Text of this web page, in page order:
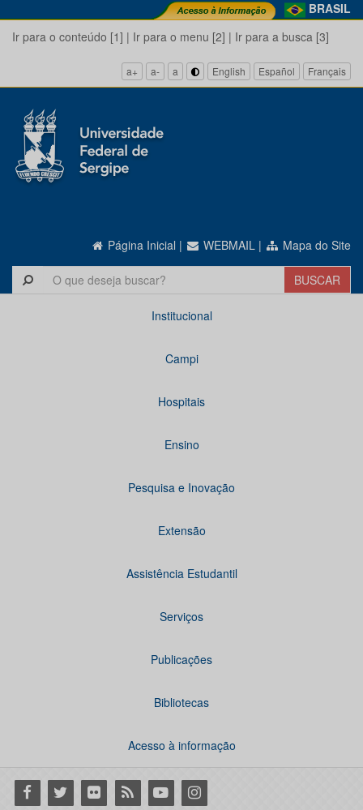
BRASIL
Ir para o conteúdo [1] | Ir para o menu [2] | Ir para a busca [3]
a+ a- a English Español Français
Página Inicial | WEBMAIL | Mapa do Site
Institucional
Campi
Hospitais
Ensino
Pesquisa e Inovação
Extensão
Assistência Estudantil
Serviços
Publicações
Bibliotecas
Acesso à informação
Facebook
Twitter Flickr RSS YoutubeInstagram